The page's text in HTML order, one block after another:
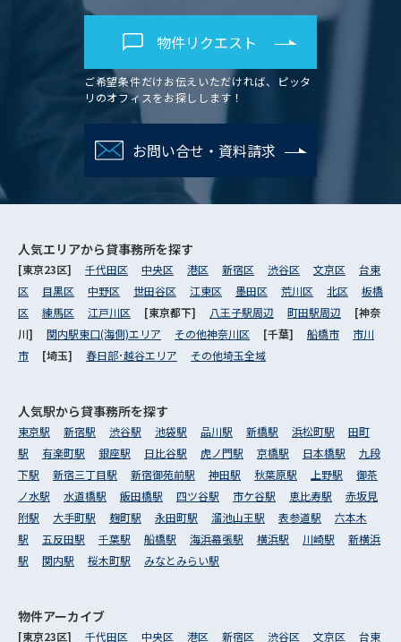
物件リクエスト
ご希望条件だけお伝えいただければ、ピッタ
リのオフィスをお探しします！
お問い合せ・資料請求
人気エリアから貸事務所を探す
[東京23区] 千代田区 中央区 港区 新宿区 渋谷区 文京区
台東
区
目黒区 中野区 世田谷区 江東区 墨田区 荒川区 北区
板橋
区
練馬区 江戸川区 [東京都下] 八王子駅周辺 町田駅周辺
[神奈
川] 関内駅東口(海側)エリア その他神奈川区 [千葉] 船橋市
市川
市
[埼玉] 春日部･越谷エリア その他埼玉全域
人気駅から貸事務所を探す
東京駅 新宿駅 渋谷駅 池袋駅 品川駅 新橋駅 浜松町駅
田町
駅
有楽町駅 銀座駅 日比谷駅 虎ノ門駅 京橋駅 日本橋駅
九段
下駅
新宿三丁目駅 新宿御苑前駅 神田駅 秋葉原駅 上野駅
御茶
ノ水駅
水道橋駅 飯田橋駅 四ツ谷駅 市ケ谷駅 恵比寿駅
赤坂見
附駅
大手町駅 麹町駅 永田町駅 溜池山王駅 表参道駅
六本木
駅
五反田駅 千葉駅 船橋駅 海浜幕張駅 横浜駅 川崎駅
新横浜
駅
関内駅 桜木町駅 みなとみらい駅
物件アーカイブ
[東京23区] 千代田区 中央区 港区 新宿区 渋谷区 文京区 台東